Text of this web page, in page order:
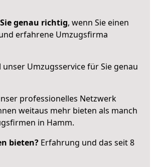
genau richtig, wenn Sie einen
erfahrene Umzugsfirma
unser Umzugsservice für Sie genau
professionelles Netzwerk
weitaus mehr bieten als manch
in Hamm.
bieten? Erfahrung und das seit 8